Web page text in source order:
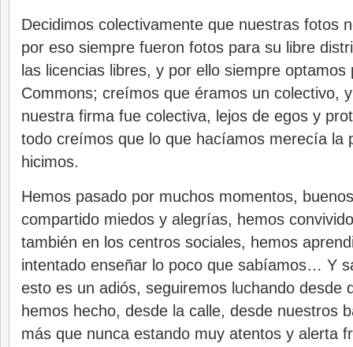
Decidimos colectivamente que nuestras fotos
por eso siempre fueron fotos para su libre
las licencias libres, y por ello siempre
Commons; creímos que éramos un colectivo,
nuestra firma fue colectiva, lejos de egos y
todo creímos que lo que hacíamos merecía la
hicimos.
Hemos pasado por muchos momentos,
compartido miedos y alegrías, hemos
también en los centros sociales, hemos
intentado enseñar lo poco que sabíamos… Y
esto es un adiós, seguiremos luchando desde
hemos hecho, desde la calle, desde nuestros
más que nunca estando muy atentos y alerta